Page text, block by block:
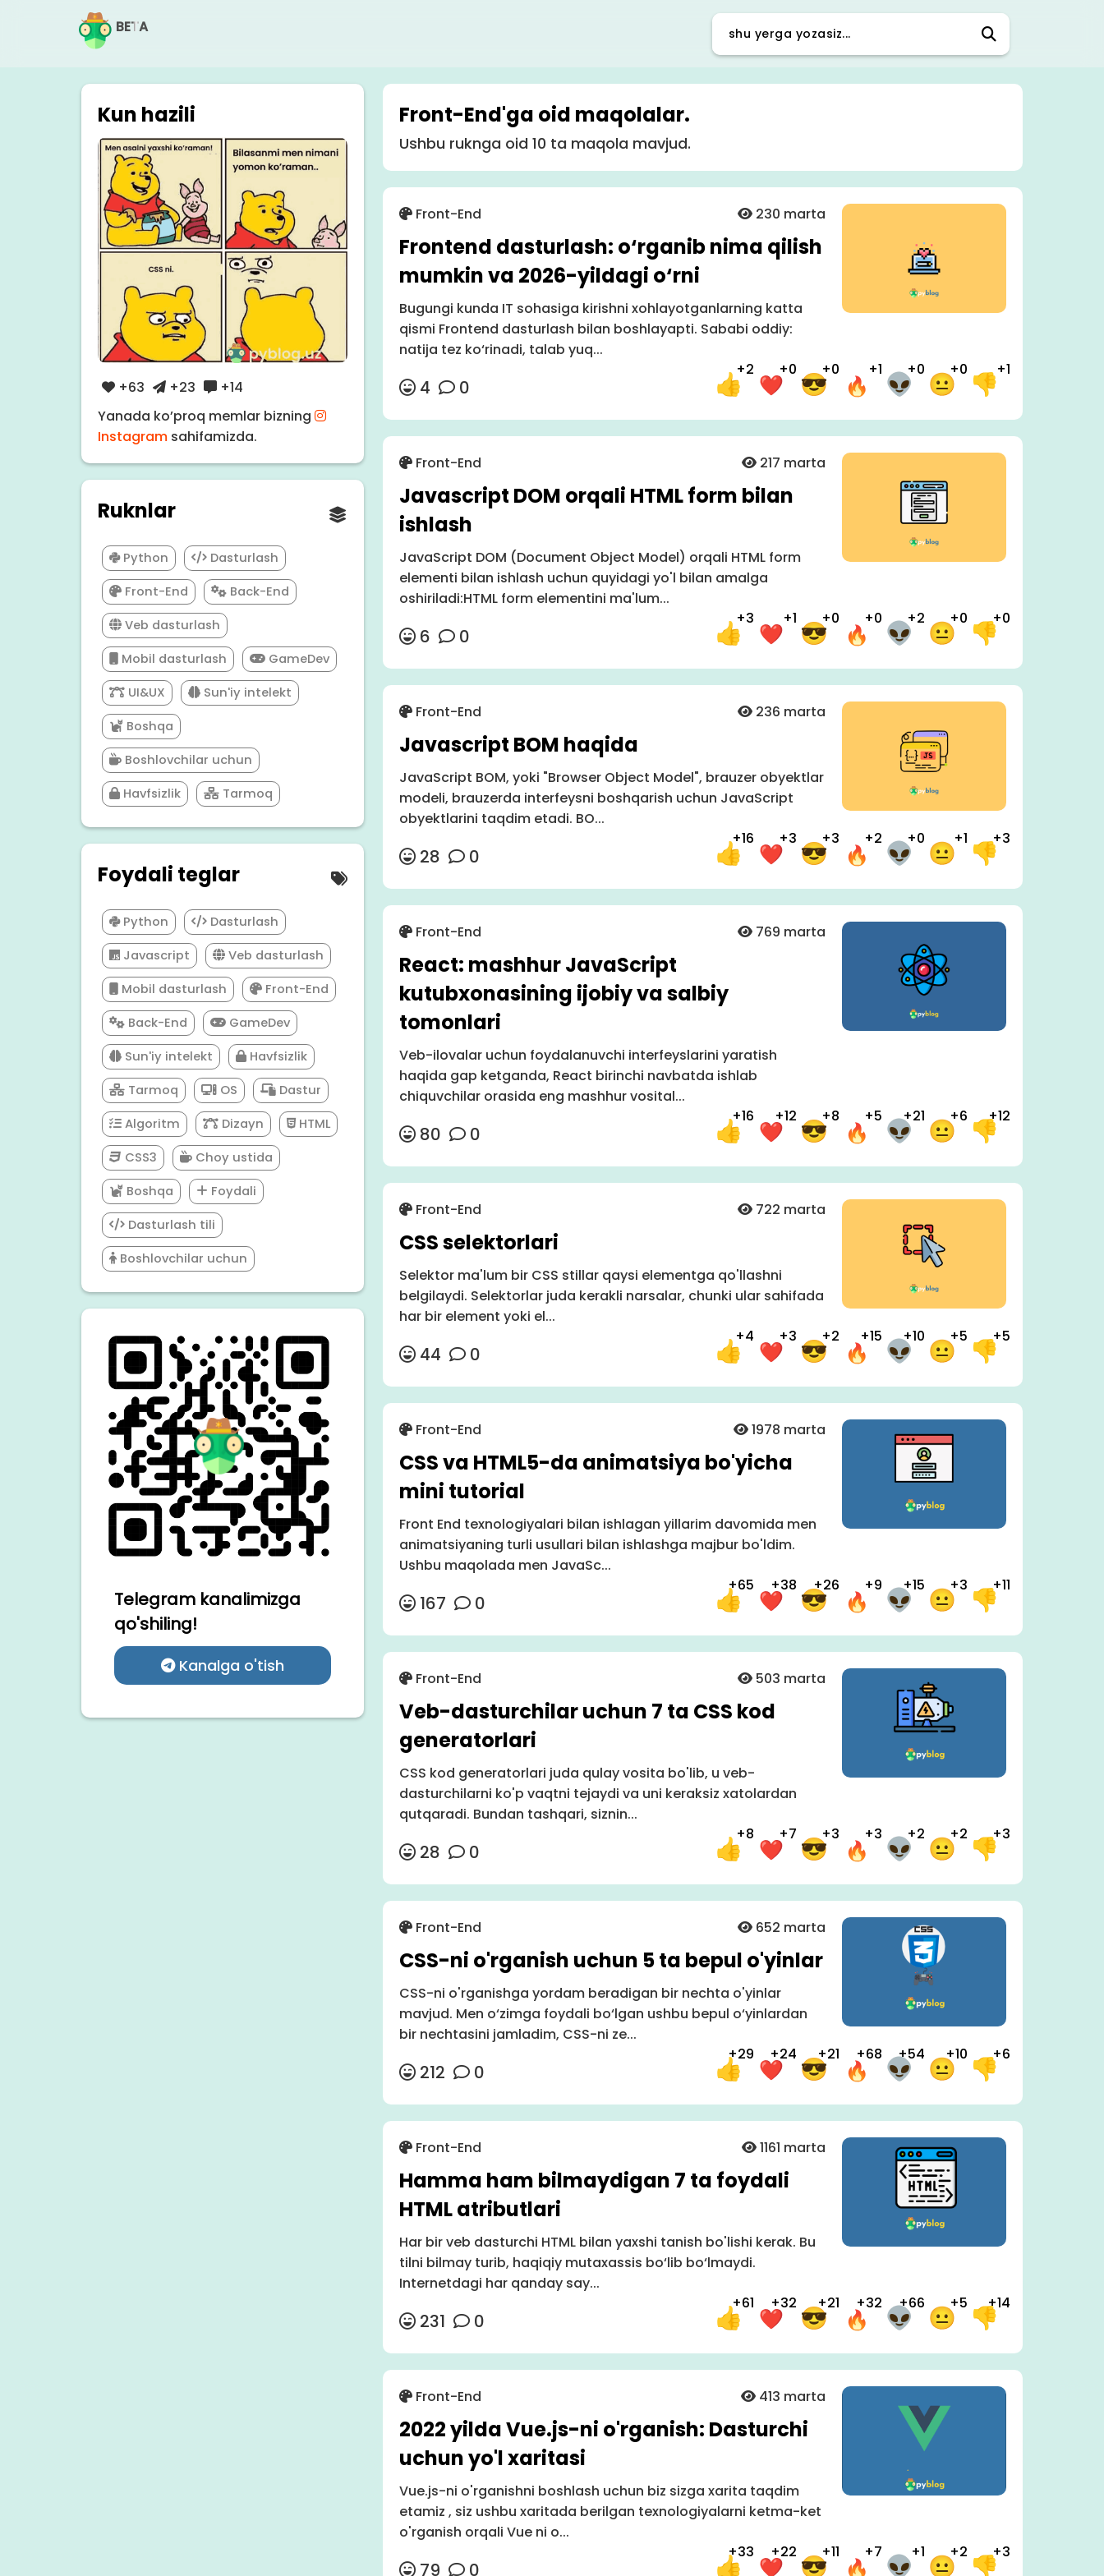
BETA
Kun hazili
+63 +23
+14
Yanada ko’proq memlar bizning
Instagram sahifamizda.
Ruknlar
Python Dasturlash
Front-End Back-End
Veb dasturlash
Mobil dasturlash GameDev
UI&UX Sun'iy intelekt
Boshqa
Boshlovchilar uchun
Havfsizlik Tarmoq
Foydali teglar
Python Dasturlash
Javascript Veb dasturlash
Mobil dasturlash Front-End
Back-End GameDev
Sun'iy intelekt Havfsizlik
Tarmoq OS Dastur
Algoritm Dizayn HTML
CSS3 Choy ustida
Boshqa Foydali
Dasturlash tili
Boshlovchilar uchun
Telegram kanalimizga
qo'shiling!
Kanalga o'tish
Front-End'ga oid maqolalar.
Ushbu ruknga oid 10 ta maqola mavjud.
Front-End 230 marta
Frontend dasturlash: o‘rganib nima qilish
mumkin va 2026-yildagi o‘rni
Bugungi kunda IT sohasiga kirishni xohlayotganlarning katta
qismi Frontend dasturlash bilan boshlayapti. Sababi oddiy:
natija tez ko‘rinadi, talab yuq...
4 0
+2 +0 +0 +1 +0 +0 +1
Front-End 217 marta
Javascript DOM orqali HTML form bilan
ishlash
JavaScript DOM (Document Object Model) orqali HTML form
elementi bilan ishlash uchun quyidagi yo'l bilan amalga
oshiriladi:HTML form elementini ma'lum...
6 0
+3 +1 +0 +0 +2 +0 +0
Front-End 236 marta
Javascript BOM haqida
JavaScript BOM, yoki "Browser Object Model", brauzer obyektlar
modeli, brauzerda interfeysni boshqarish uchun JavaScript
obyektlarini taqdim etadi. BO...
28 0
+16 +3 +3 +2 +0 +1 +3
Front-End 769 marta
React: mashhur JavaScript
kutubxonasining ijobiy va salbiy
tomonlari
Veb-ilovalar uchun foydalanuvchi interfeyslarini yaratish
haqida gap ketganda, React birinchi navbatda ishlab
chiquvchilar orasida eng mashhur vosital...
80 0
+16 +12 +8 +5 +21 +6 +12
Front-End 722 marta
CSS selektorlari
Selektor ma'lum bir CSS stillar qaysi elementga qo'llashni
belgilaydi. Selektorlar juda kerakli narsalar, chunki ular sahifada
har bir element yoki el...
44 0
+4 +3 +2 +15 +10 +5 +5
Front-End 1978 marta
CSS va HTML5-da animatsiya bo'yicha
mini tutorial
Front End texnologiyalari bilan ishlagan yillarim davomida men
animatsiyaning turli usullari bilan ishlashga majbur bo'ldim.
Ushbu maqolada men JavaSc...
167 0
+65 +38 +26 +9 +15 +3 +11
Front-End 503 marta
Veb-dasturchilar uchun 7 ta CSS kod
generatorlari
CSS kod generatorlari juda qulay vosita bo'lib, u veb-
dasturchilarni ko'p vaqtni tejaydi va uni keraksiz xatolardan
qutqaradi. Bundan tashqari, siznin...
28 0
+8 +7 +3 +3 +2 +2 +3
Front-End 652 marta
CSS-ni o'rganish uchun 5 ta bepul o'yinlar
CSS-ni o'rganishga yordam beradigan bir nechta o'yinlar
mavjud. Men o‘zimga foydali bo‘lgan ushbu bepul o‘yinlardan
bir nechtasini jamladim, CSS-ni ze...
212 0
+29 +24 +21 +68 +54 +10 +6
Front-End 1161 marta
Hamma ham bilmaydigan 7 ta foydali
HTML atributlari
Har bir veb dasturchi HTML bilan yaxshi tanish bo'lishi kerak. Bu
tilni bilmay turib, haqiqiy mutaxassis bo‘lib bo‘lmaydi.
Internetdagi har qanday say...
231 0
+61 +32 +21 +32 +66 +5 +14
Front-End 413 marta
2022 yilda Vue.js-ni o'rganish: Dasturchi
uchun yo'l xaritasi
Vue.js-ni o'rganishni boshlash uchun biz sizga xarita taqdim
etamiz , siz ushbu xaritada berilgan texnologiyalarni ketma-ket
o'rganish orqali Vue ni o...
79 0
+33 +22 +11 +7 +1 +2 +3